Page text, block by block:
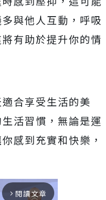
與他人互動，呼吸
有助於提升你的情
合享受生活的美
活習慣，無論是運
感到充實和快樂，
arrow_forward_ios 閱讀文章